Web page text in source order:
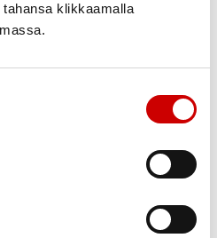
klikkaamalla